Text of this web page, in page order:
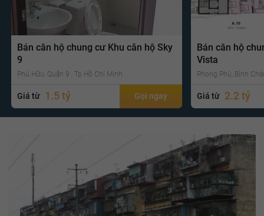
Bán căn hộ chung cư Khu căn hộ Sky
9
Phú Hữu, Quận 9 , Tp Hồ Chí Minh
Giá từ 1.5 tỷ Gọi ngay
Bán căn hộ
Vista
Phong Phú, Bình
Giá từ 2.2 tỷ